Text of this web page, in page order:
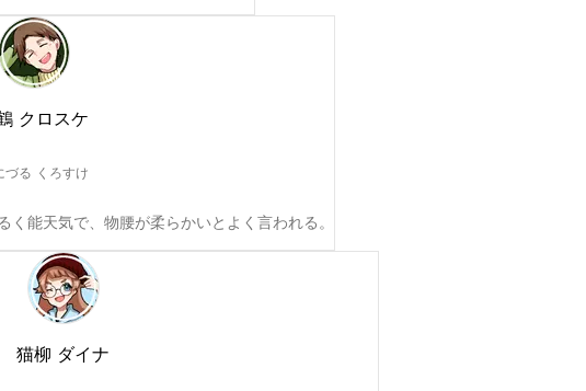
クロスケ
づる くろすけ
能天気で、物腰が柔らかいとよく言われる。
猫柳 ダイナ